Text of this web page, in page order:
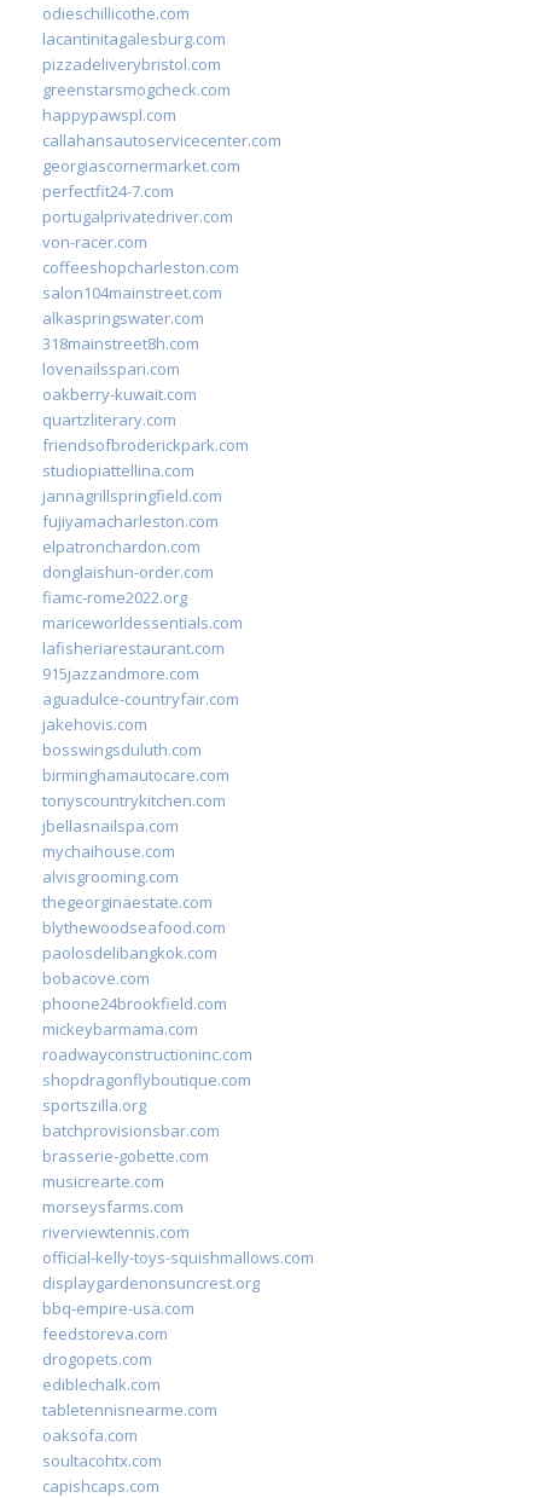
odieschillicothe.com
lacantinitagalesburg.com
pizzadeliverybristol.com
greenstarsmogcheck.com
happypawspl.com
callahansautoservicecenter.com
georgiascornermarket.com
perfectfit24-7.com
portugalprivatedriver.com
von-racer.com
coffeeshopcharleston.com
salon104mainstreet.com
alkaspringswater.com
318mainstreet8h.com
lovenailsspari.com
oakberry-kuwait.com
quartzliterary.com
friendsofbroderickpark.com
studiopiattellina.com
jannagrillspringfield.com
fujiyamacharleston.com
elpatronchardon.com
donglaishun-order.com
fiamc-rome2022.org
mariceworldessentials.com
lafisheriarestaurant.com
915jazzandmore.com
aguadulce-countryfair.com
jakehovis.com
bosswingsduluth.com
birminghamautocare.com
tonyscountrykitchen.com
jbellasnailspa.com
mychaihouse.com
alvisgrooming.com
thegeorginaestate.com
blythewoodseafood.com
paolosdelibangkok.com
bobacove.com
phoone24brookfield.com
mickeybarmama.com
roadwayconstructioninc.com
shopdragonflyboutique.com
sportszilla.org
batchprovisionsbar.com
brasserie-gobette.com
musicrearte.com
morseysfarms.com
riverviewtennis.com
official-kelly-toys-squishmallows.com
displaygardenonsuncrest.org
bbq-empire-usa.com
feedstoreva.com
drogopets.com
ediblechalk.com
tabletennisnearme.com
oaksofa.com
soultacohtx.com
capishcaps.com